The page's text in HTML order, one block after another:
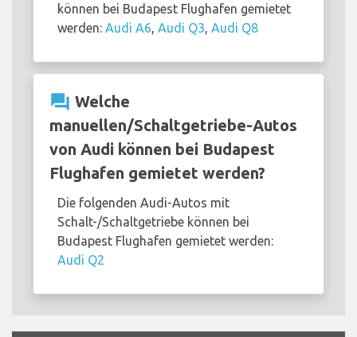
können bei Budapest Flughafen gemietet
werden: Audi A6 Audi Q3 Audi Q8
question_answer Welche
manuellen/Schaltgetriebe-Autos
von Audi können bei Budapest
Flughafen gemietet werden?
Die folgenden Audi-Autos mit
Schalt-/Schaltgetriebe können bei
Budapest Flughafen gemietet werden:
Audi Q2